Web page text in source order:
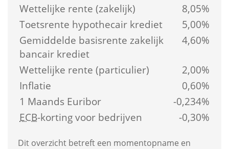
Wettelijke rente (zakelijk)
8,05%
Toetsrente hypothecair krediet
5,00%
Gemiddelde basis­rente zakelijk
bancair krediet
4,60%
Wettelijke rente (particulier)
2,00%
Inflatie
0,60%
1 Maands Euribor
-0,234%
ECB-korting voor bedrijven -0,30%
Dit overzicht betreft een moment­opname en